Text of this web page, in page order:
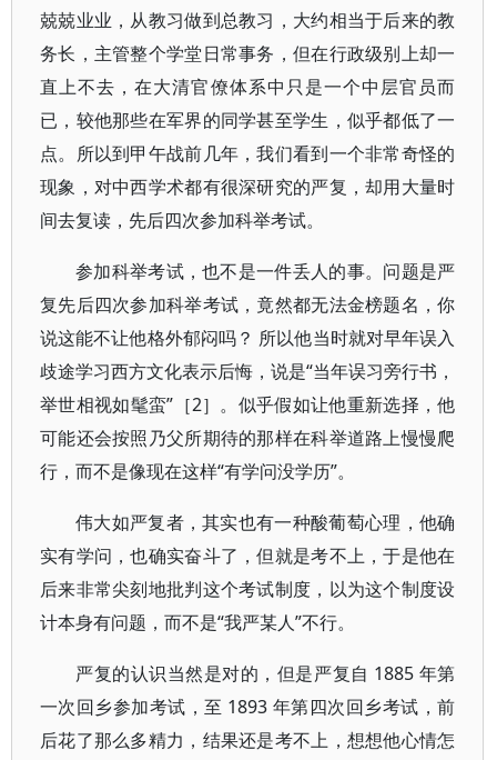
兢兢业业，从教习做到总教习，大约相当于后来的教
务长，主管整个学堂日常事务，但在行政级别上却一
直上不去，在大清官僚体系中只是一个中层官员而
已，较他那些在军界的同学甚至学生，似乎都低了一
点。所以到甲午战前几年，我们看到一个非常奇怪的
现象，对中西学术都有很深研究的严复，却用大量时
间去复读，先后四次参加科举考试。
参加科举考试，也不是一件丢人的事。问题是严
复先后四次参加科举考试，竟然都无法金榜题名，你
说这能不让他格外郁闷吗？ 所以他当时就对早年误入
歧途学习西方文化表示后悔，说是“当年误习旁行书，
举世相视如髦蛮”［2］。似乎假如让他重新选择，他
可能还会按照乃父所期待的那样在科举道路上慢慢爬
行，而不是像现在这样“有学问没学历”。
伟大如严复者，其实也有一种酸葡萄心理，他确
实有学问，也确实奋斗了，但就是考不上，于是他在
后来非常尖刻地批判这个考试制度，以为这个制度设
计本身有问题，而不是“我严某人”不行。
严复的认识当然是对的，但是严复自 1885 年第
一次回乡参加考试，至 1893 年第四次回乡考试，前
后花了那么多精力，结果还是考不上，想想他心情怎